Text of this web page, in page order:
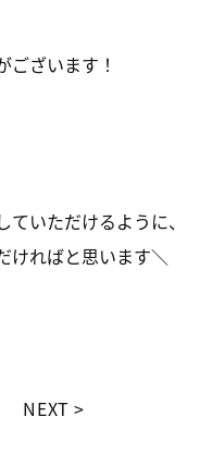
ざいます！
いただけるように、
ければと思います＼
NEXT